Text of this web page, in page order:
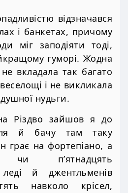
відзначався
і банкетах, причому
міг заподіяти тоді,
гуморі. Жодна
вкладала так багато
і не викликала
нудьги.
Різдво зайшов я до
й бачу там таку
грає на фортепіано, а
чи п’ятнадцять
леді й джентльменів
навколо крісел,